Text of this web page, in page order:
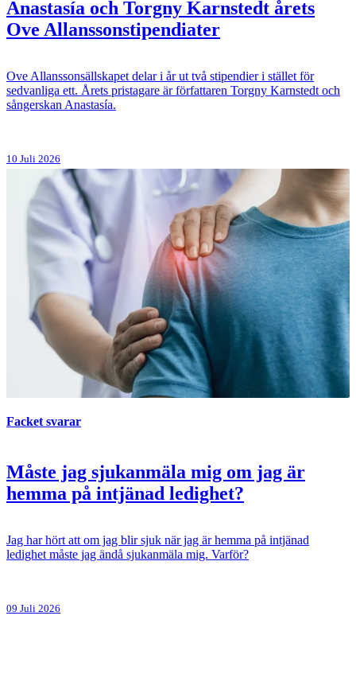
Anastasía och Torgny Karnstedt årets
Ove Allanssonstipendiater
Ove Allanssonsällskapet delar i år ut två stipendier i stället för
sedvanliga ett. Årets pristagare är författaren Torgny Karnstedt och
sångerskan Anastasía.
10 Juli 2026
Facket svarar
Måste jag sjukanmäla mig om jag är
hemma på intjänad ledighet?
Jag har hört att om jag blir sjuk när jag är hemma på intjänad
ledighet måste jag ändå sjukanmäla mig. Varför?
09 Juli 2026